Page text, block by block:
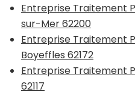
Entreprise Traitement
sur-Mer 62200
Entreprise Traitement
Boyeffles 62172
Entreprise Traitement
62117